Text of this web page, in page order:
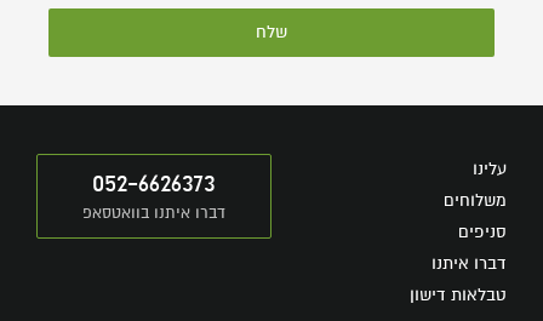
שלח
עלינו
משלוחים
סניפים
דברו איתנו
טבלאות דישון
052-6626373
דברו איתנו בוואטסאפ